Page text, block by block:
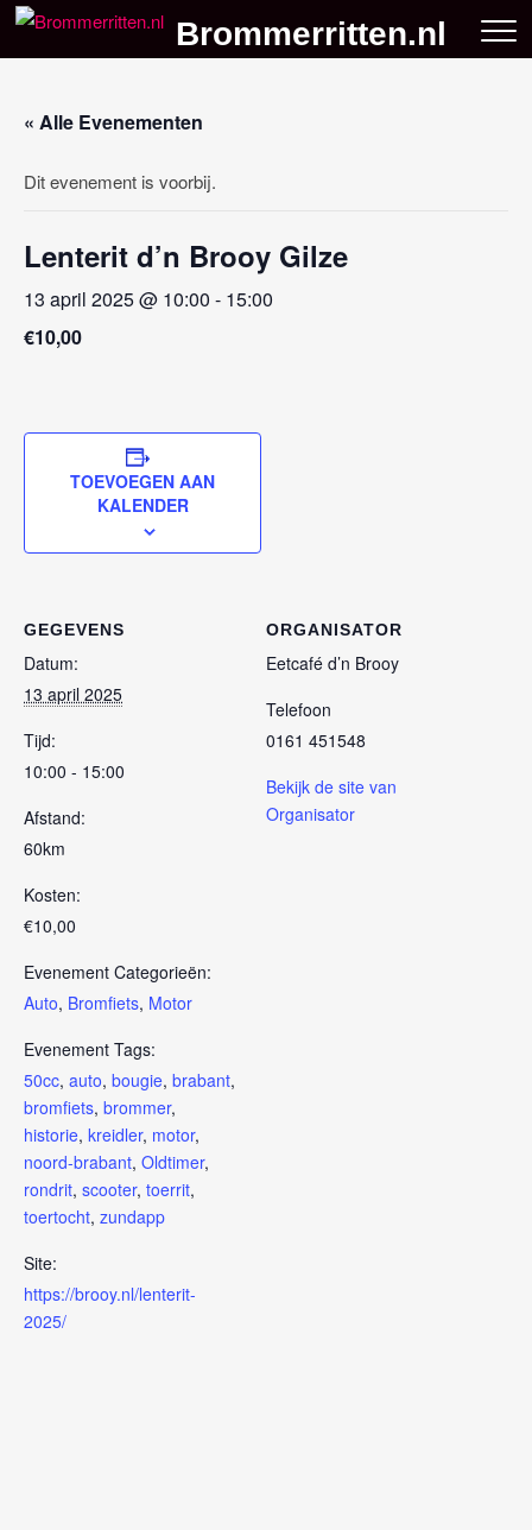
Skip
Brommerritten.nl
« Alle Evenementen
Dit evenement is voorbij.
Lenterit d’n Brooy Gilze
13 april 2025 @ 10:00 - 15:00
€10,00
TOEVOEGEN AAN
KALENDER
GEGEVENS
Datum:
13 april 2025
Tijd:
10:00 - 15:00
Afstand:
60km
Kosten:
€10,00
Evenement Categorieën:
Auto, Bromfiets, Motor
Evenement Tags:
50cc, auto, bougie, brabant,
bromfiets, brommer,
historie, kreidler, motor,
noord-brabant, Oldtimer,
rondrit, scooter, toerrit,
toertocht, zundapp
Site:
https://brooy.nl/lenterit-
2025/
ORGANISATOR
Eetcafé d’n Brooy
Telefoon
0161 451548
Bekijk de site van
Organisator